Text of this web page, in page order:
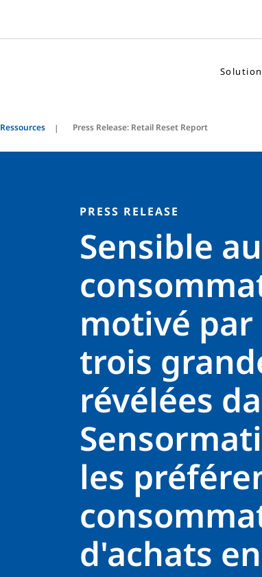
Ressources Press Release: Retail Reset Report
PRESS RELEASE
Sensible
motivé par
trois
révélées
les
d'achats